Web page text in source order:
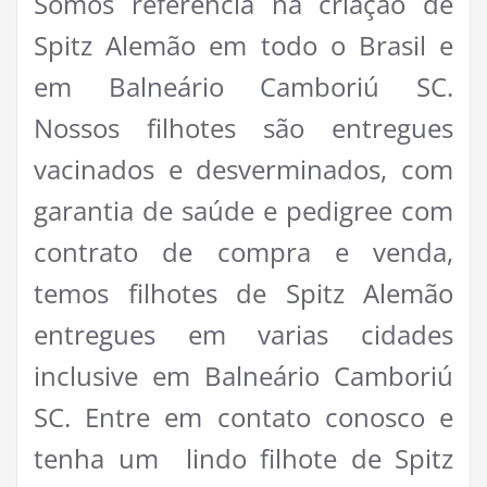
Spitz Alemão em todo o Brasil e
em Balneário Camboriú SC.
Nossos filhotes são entregues
vacinados e desverminados, com
garantia de saúde e pedigree com
contrato de compra e venda,
temos filhotes de Spitz Alemão
entregues em varias cidades
inclusive em Balneário Camboriú
SC. Entre em contato conosco e
tenha um lindo filhote de Spitz